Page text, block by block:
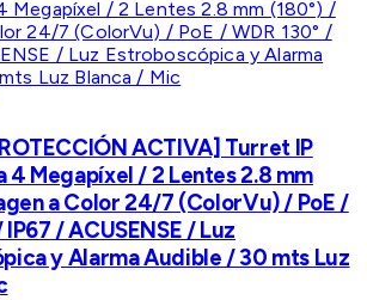
ACTIVA] Turret IP
4 Megapíxel / 2 Lentes 2.8 mm
a Color 24/7 (ColorVu) / PoE /
IP67 / ACUSENSE / Luz
y Alarma Audible / 30 mts Luz